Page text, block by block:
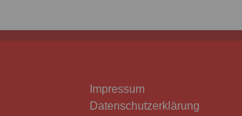
Impressum
Datenschutzerklärung